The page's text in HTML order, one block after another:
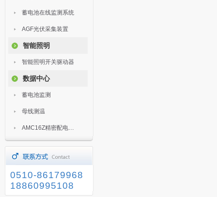
蓄电池在线监测系统
AGF光伏采集装置
智能照明
智能照明开关驱动器
数据中心
蓄电池监测
母线测温
AMC16Z精密配电监控装置
0510-86179968
18860995108